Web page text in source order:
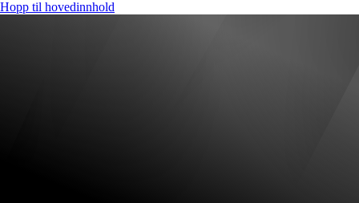
Hopp til hovedinnhold